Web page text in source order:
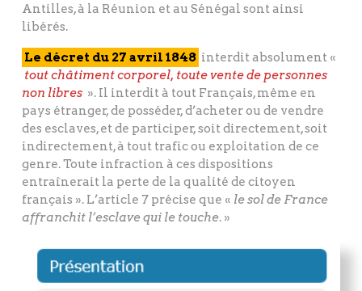
Antilles, à la Réunion et au Sénégal sont ainsi
libérés.
Le décret du 27 avril 1848 interdit absolument «
tout châtiment corporel, toute vente de personnes
non libres ». Il interdit à tout Français, même en
pays étranger, de posséder, d’acheter ou de vendre
des esclaves, et de participer, soit directement, soit
indirectement, à tout trafic ou exploitation de ce
genre. Toute infraction à ces dispositions
entraînerait la perte de la qualité de citoyen
français ». L’article 7 précise que « le sol de France
affranchit l’esclave qui le touche. »